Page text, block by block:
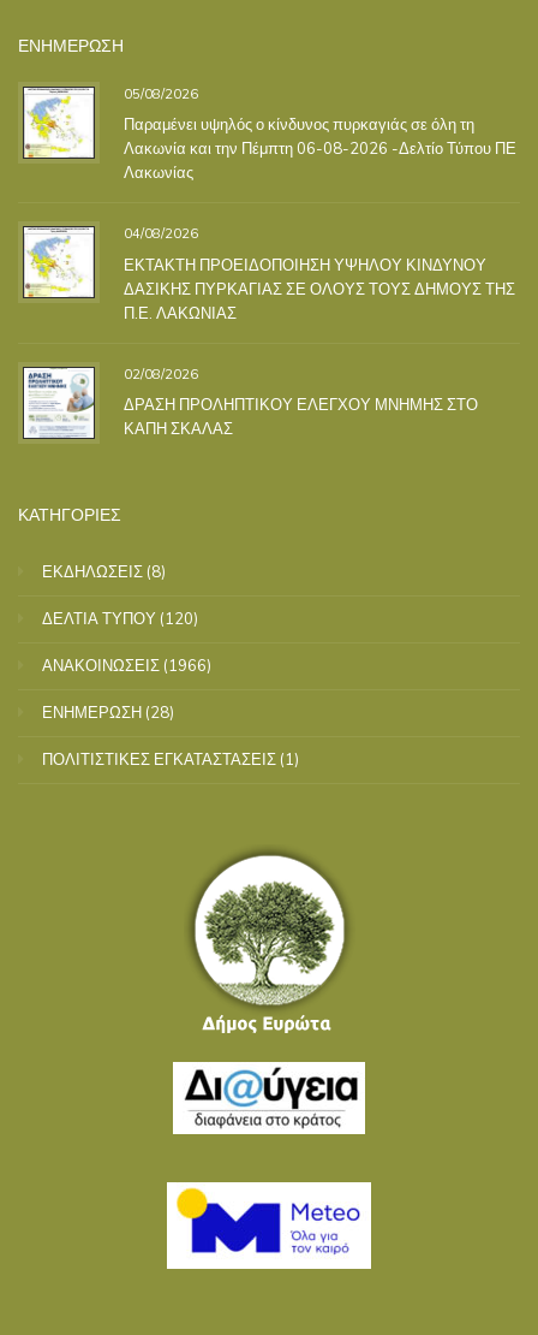
ΕΝΗΜΕΡΩΣΗ
05/08/2026
Παραμένει υψηλός ο κίνδυνος πυρκαγιάς σε όλη τη
Λακωνία και την Πέμπτη 06-08-2026 -Δελτίο Τύπου ΠΕ
Λακωνίας
04/08/2026
ΕΚΤΑΚΤΗ ΠΡΟΕΙΔΟΠΟΙΗΣΗ ΥΨΗΛΟΥ ΚΙΝΔΥΝΟΥ
ΔΑΣΙΚΗΣ ΠΥΡΚΑΓΙΑΣ ΣΕ ΟΛΟΥΣ ΤΟΥΣ ΔΗΜΟΥΣ ΤΗΣ
Π.Ε. ΛΑΚΩΝΙΑΣ
02/08/2026
ΔΡΑΣΗ ΠΡΟΛΗΠΤΙΚΟΥ ΕΛΕΓΧΟΥ ΜΝΗΜΗΣ ΣΤΟ
ΚΑΠΗ ΣΚΑΛΑΣ
ΚΑΤΗΓΟΡΙΕΣ
ΕΚΔΗΛΩΣΕΙΣ (8)
ΔΕΛΤΙΑ ΤΥΠΟΥ (120)
ΑΝΑΚΟΙΝΩΣΕΙΣ (1966)
ΕΝΗΜΕΡΩΣΗ (28)
ΠΟΛΙΤΙΣΤΙΚΕΣ ΕΓΚΑΤΑΣΤΑΣΕΙΣ (1)